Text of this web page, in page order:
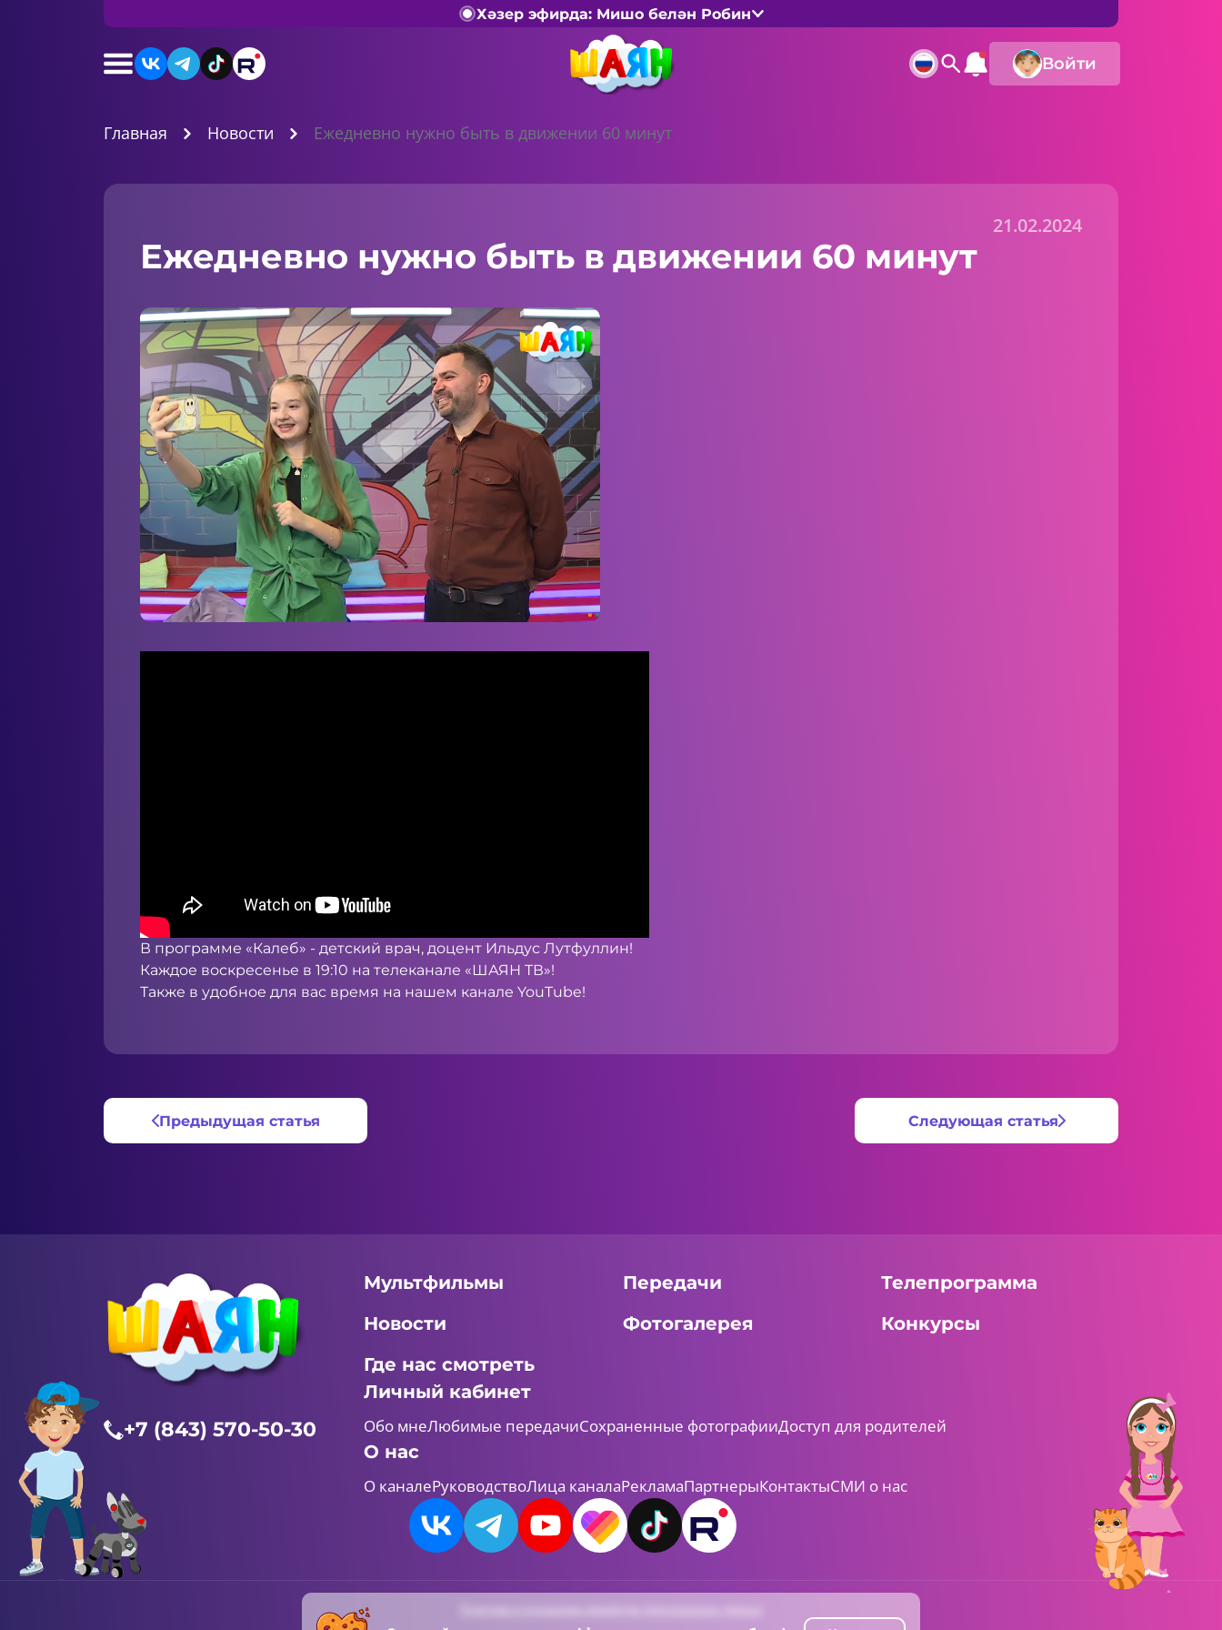
Хәзер эфирда: Мишо белән Робин
Войти
Главная Новости Ежедневно нужно быть в движении 60 минут
21.02.2024
Ежедневно нужно быть в движении 60 минут
В программе «Калеб» - детский врач, доцент Ильдус Лутфуллин!
Каждое воскресенье в 19:10 на телеканале «ШАЯН ТВ»!
Также в удобное для вас время на нашем канале YouTube!
Предыдущая статья Следующая статья
+7 (843) 570-50-30
Мультфильмы Передачи
Телепрограмма
Новости
Фотогалерея
Конкурсы
Где нас смотреть
Личный кабинет
Обо мнеЛюбимые передачиСохраненные фотографииДоступ для родителей
О нас
О каналеРуководствоЛица каналаРекламаПартнерыКонтактыСМИ о нас